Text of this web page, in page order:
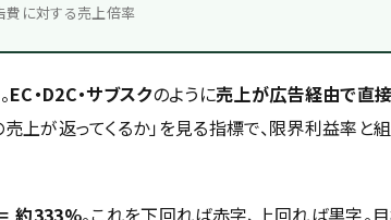
費に対する売上倍率
。EC・D2C・サブスクのように売上が広告経由で直
上が返ってくるか」を見る指標で、限界利益率と
約333%。これを下回れば赤字、上回れば黒字。